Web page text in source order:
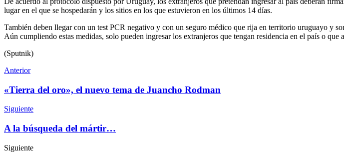
lugar en el que se hospedarán y los sitios en los que estuvieron en los últimos 14 días.
También deben llegar con un test PCR negativo y con un seguro médico que rija en territorio uruguayo y
Aún cumpliendo estas medidas, solo pueden ingresar los extranjeros que tengan residencia en el país o
(Sputnik)
Anterior
«Tierra del oro», el nuevo tema de Juancho Rodman
Siguiente
A la búsqueda del mártir…
Siguiente